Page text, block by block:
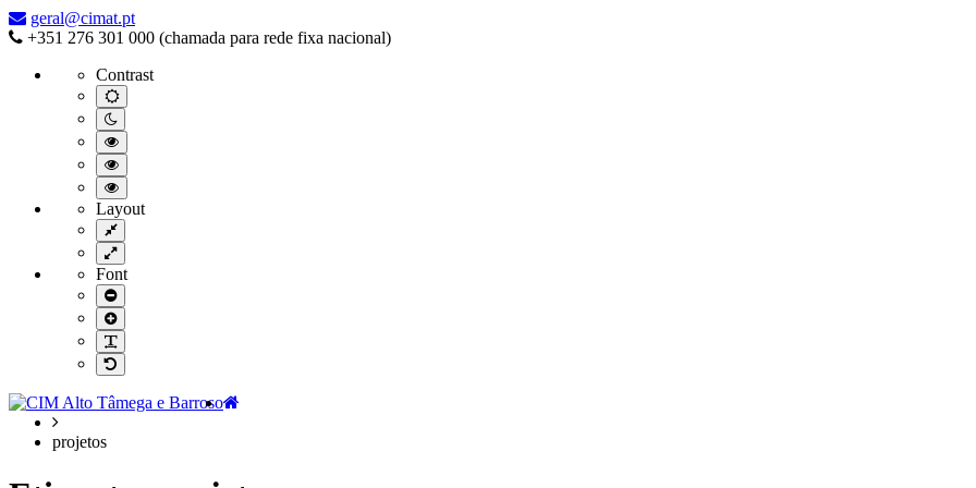
–
projetos
geral@cimat.pt
+351 276 301 000 (chamada para rede fixa nacional)
Contrast
Default
contrast
Night
contrast
Black
and
White
contrast
Black
and
Yellow
contrast
Yellow
and
Black
contrast
Layout
Fixed
layout
Wide
layout
Font
Smaller
Font
Larger
Font
Readable
Font
Default
Font
projetos